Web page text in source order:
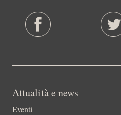
Attualità e news
Eventi